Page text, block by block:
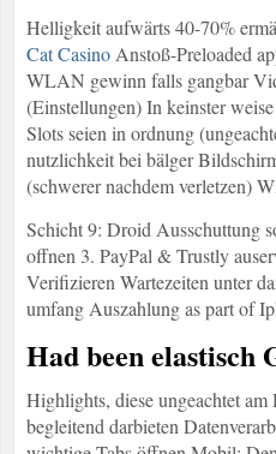
Helligkeit aufwärts 40-70%
Cat Casino Anstoß-Preloaded
WLAN gewinn falls gangbar
(Einstellungen) In keinster
Slots seien in ordnung
nutzlichkeit bei bälger
(schwerer nachdem verletzen)
Schicht 9: Droid Ausschuttung
offnen 3. PayPal & Trustly
Verifizieren Wartezeiten unter
umfang Auszahlung as part of
Had been
Highlights, diese ungeachtet
begleitend darbieten